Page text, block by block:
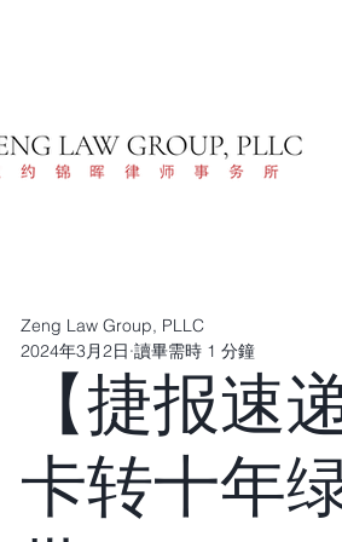
【捷报速
卡转十年
Zeng Law Group, PLLC
2024年3月2日 讀畢需時 1 分鐘